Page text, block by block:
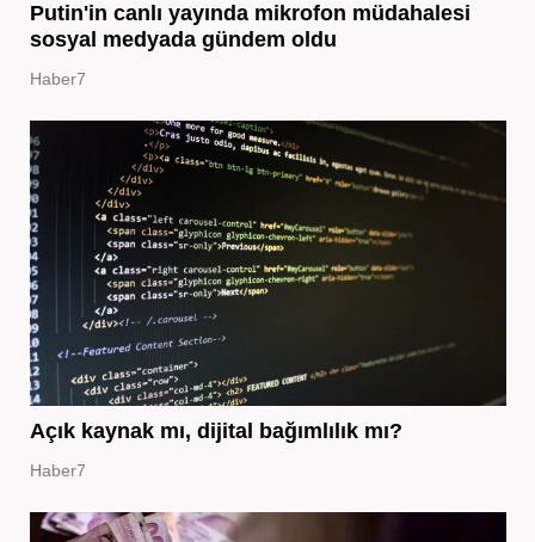
Putin'in canlı yayında mikrofon müdahalesi
sosyal medyada gündem oldu
Haber7
Açık kaynak mı, dijital bağımlılık mı?
Haber7